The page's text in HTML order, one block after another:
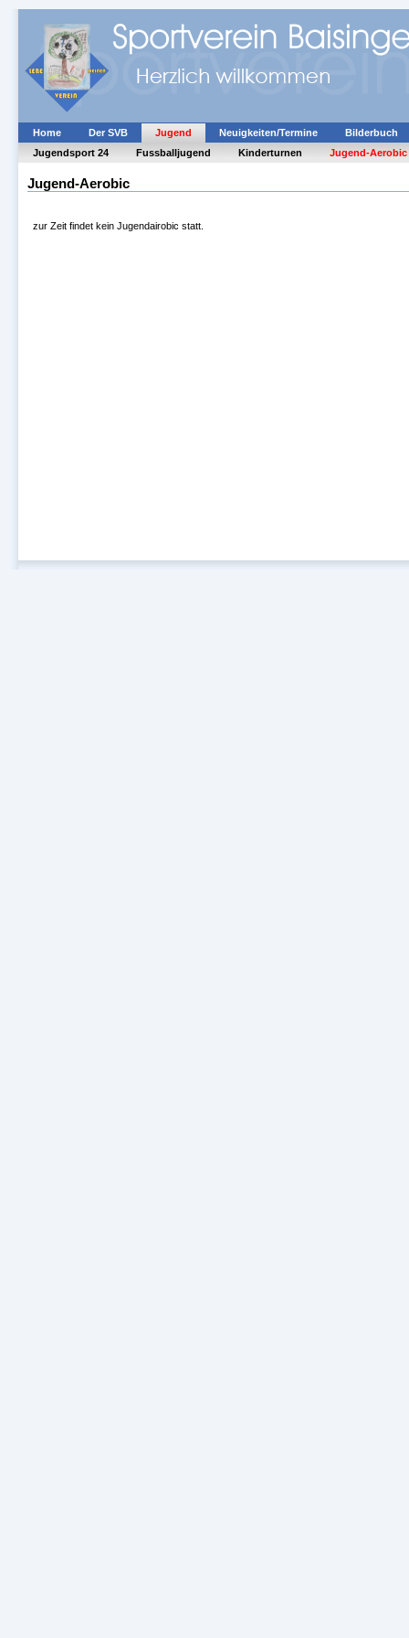
Home Der SVB Jugend Neuigkeiten/Termine
Bilderbuch
Jugendsport 24
Fussballjugend Kinderturnen Jugend-Aerobic
Jugend-Aerobic
zur Zeit findet kein Jugendairobic statt.